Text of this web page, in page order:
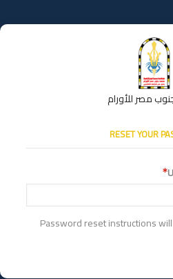
مصر للأورام
RESET YOUR
Password reset instructions